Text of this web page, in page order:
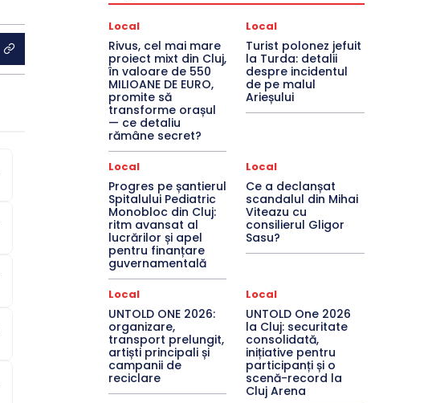
Local
Rivus, cel mai mare
proiect mixt din Cluj,
în valoare de 550
MILIOANE DE EURO,
promite să
transforme orașul
— ce detaliu
rămâne secret?
Local
Turist polonez jefuit
la Turda: detalii
despre incidentul
de pe malul
Arieșului
Local
Progres pe șantierul
Spitalului Pediatric
Monobloc din Cluj:
ritm avansat al
lucrărilor și apel
pentru finanțare
guvernamentală
Local
Ce a declanșat
scandalul din Mihai
Viteazu cu
consilierul Gligor
Sasu?
Local
UNTOLD ONE 2026:
organizare,
transport prelungit,
artiști principali și
campanii de
reciclare
Local
UNTOLD One 2026
la Cluj: securitate
consolidată,
inițiative pentru
participanți și o
scenă-record la
Cluj Arena